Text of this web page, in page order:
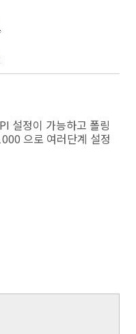
설정이 가능하고 폴링
으로 여러단계 설정